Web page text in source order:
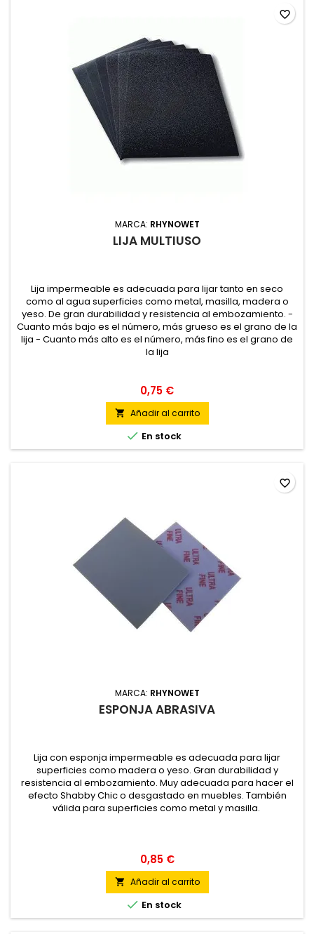
MARCA: RHYNOWET
LIJA MULTIUSO
Lija impermeable es adecuada para lijar tanto en seco
como al agua superficies como metal, masilla, madera o
yeso. De gran durabilidad y resistencia al embozamiento. -
Cuanto más bajo es el número, más grueso es el grano de la
lija - Cuanto más alto es el número, más fino es el grano de
la lija
0,75 €
 Añadir al carrito
 En stock
favorite_border
MARCA: RHYNOWET
ESPONJA ABRASIVA
Lija con esponja impermeable es adecuada para lijar
superficies como madera o yeso. Gran durabilidad y
resistencia al embozamiento. Muy adecuada para hacer el
efecto Shabby Chic o desgastado en muebles. También
válida para superficies como metal y masilla.
0,85 €
 Añadir al carrito
 En stock
favorite_border